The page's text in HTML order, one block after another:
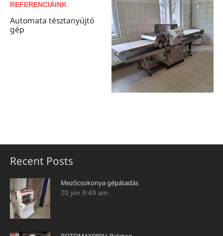
REFERENCIÁINK
Automata tésztanyújtó
gép
Recent Posts
Mezőcsokonya gépátadás
20 jún 9:49 am